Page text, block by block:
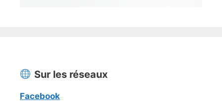
Sur les réseaux
Facebook